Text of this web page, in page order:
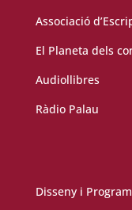
Associació
El Planeta dels
Audiollibres
Ràdio Palau
Disseny i